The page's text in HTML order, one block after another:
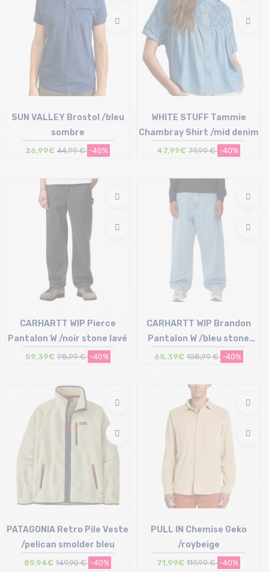
S | L
SUN VALLEY Brostol /bleu
sombre
26,99€ 44,99 € -40%
42 (UK14)
WHITE STUFF Tammie
Chambray Shirt /mid denim
47,99€ 79,99 € -40%
24 | 25 | 26
CARHARTT WIP Pierce
Pantalon W /noir stone lavé
59,39€ 98,99 € -40%
XS | S | M
CARHARTT WIP Brandon
Pantalon W /bleu stone
bleached
65,39€ 108,99 € -40%
PATAGONIA Retro Pile Veste
/pelican smolder bleu
89,94€ 149,90 € -40%
PULL IN Chemise Geko
/roybeige
71,99€ 119,99 € -40%